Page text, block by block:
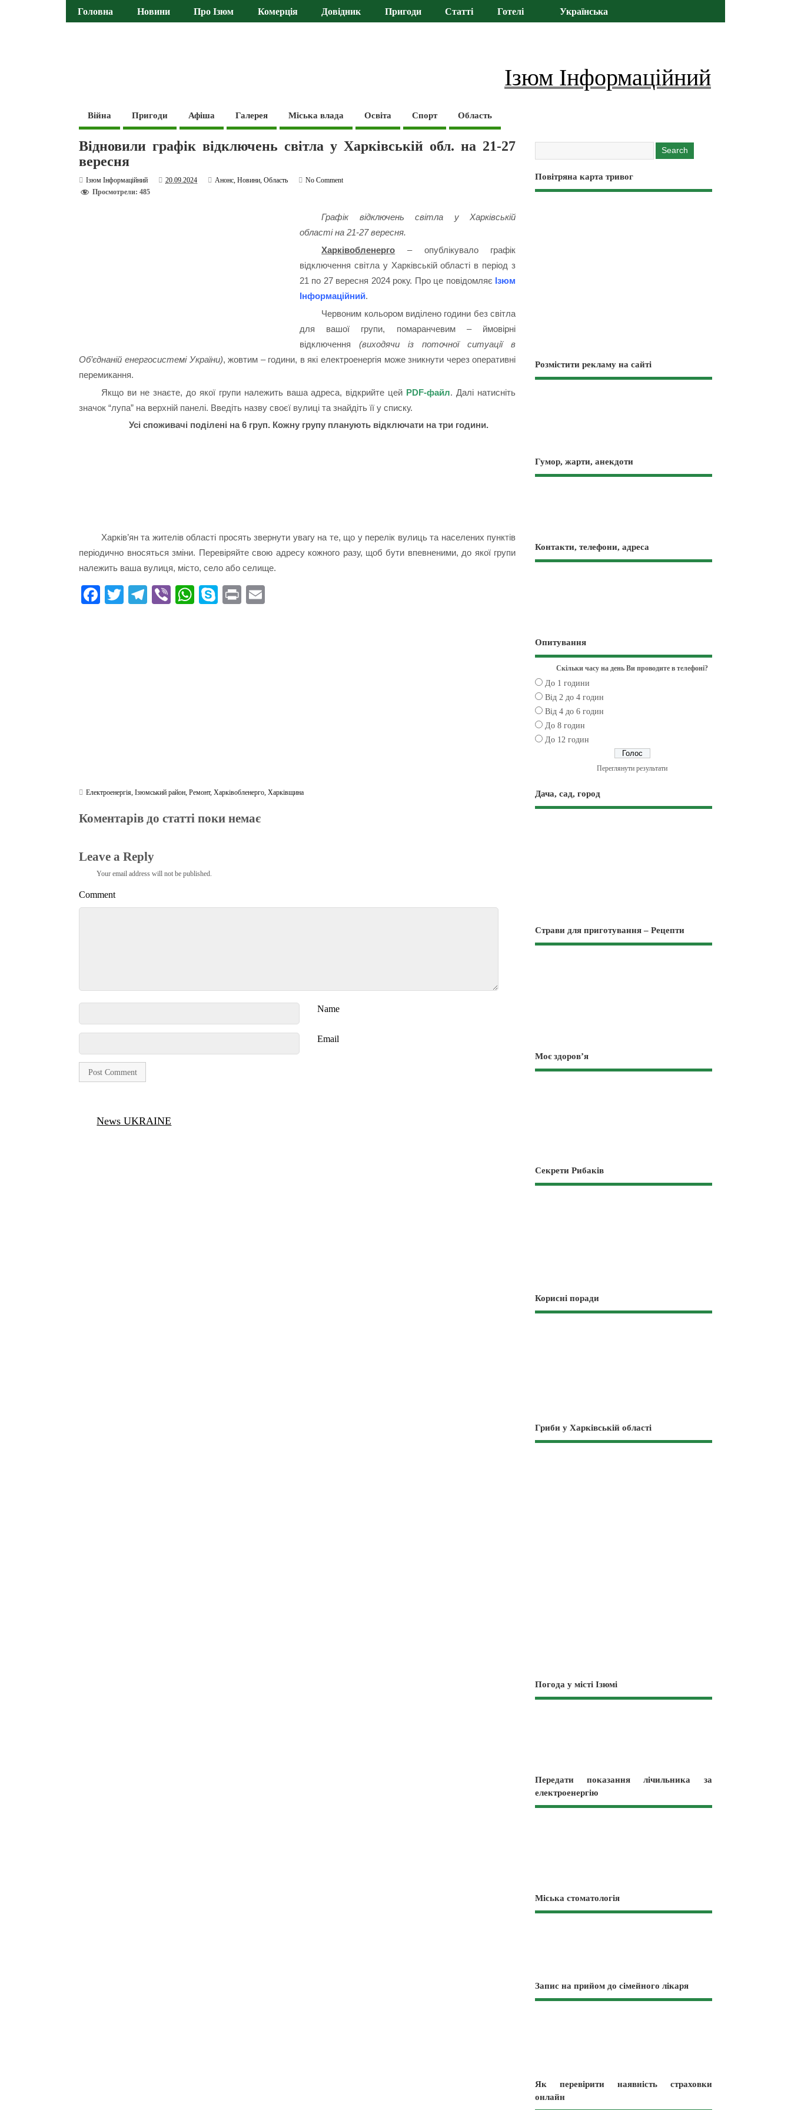
Головна Новини Про Ізюм Комерція Довідник Пригоди Статті Готелі Українська
Ізюм Інформаційний
Війна Пригоди Афіша Галерея Міська влада Освіта Спорт Область
Відновили графік відключень світла у Харківській обл. на 21-27
вересня
Ізюм Інформаційний 20.09.2024 Анонс,Новини,Область
No Comment
Просмотрели: 485
Графік відключень світла у Харківській
області на 21-27 вересня.
Харківобленерго – опублікувало графік
відключення світла у Харківській області в період з
21 по 27 вересня 2024 року. Про це повідомляє Ізюм
Інформаційний.
Червоним кольором виділено години без світла
для вашої групи, помаранчевим – ймовірні
відключення (виходячи із поточної ситуації в
Об’єднаній енергосистемі України), жовтим – години, в які електроенергія може зникнути через оперативні
перемикання.
Якщо ви не знаєте, до якої групи належить ваша адреса, відкрийте цей PDF-файл. Далі натисніть
значок “лупа” на верхній панелі. Введіть назву своєї вулиці та знайдіть її у списку.
Усі споживачі поділені на 6 груп. Кожну групу планують відключати на три години.
Харків’ян та жителів області просять звернути увагу на те, що у перелік вулиць та населених пунктів
періодично вносяться зміни. Перевіряйте свою адресу кожного разу, щоб бути впевненими, до якої групи
належить ваша вулиця, місто, село або селище.
Fa T
Te Vi
W
S
Pr
Електроенергія ,Ізюмський район ,Ремонт,Харківобленерго ,Харківщина
Коментарів до статті поки немає
Leave a Reply
Your email address will not be published.
Comment
Name
Email
News UKRAINE
Повітряна карта тривог
Розмістити рекламу на сайті
Гумор, жарти, анекдоти
Контакти, телефони, адреса
Опитування
Скільки часу на день Ви проводите в телефоні?
До 1 години
Від 2 до 4 годин
Від 4 до 6 годин
До 8 годин
До 12 годин
Переглянути результати
Дача, сад, город
Страви для приготування – Рецепти
Моє здоров’я
Секрети Рибаків
Корисні поради
Гриби у Харківській області
Погода у місті Ізюмі
Передати показання лічильника за
електроенергію
Міська стоматологія
Запис на прийом до сімейного лікаря
Як перевірити наявність страховки
онлайн